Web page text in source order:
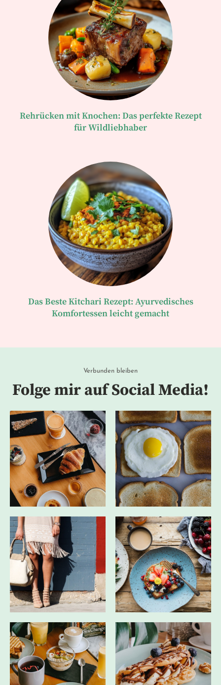
Rehrücken mit Knochen: Das perfekte Rezept
für Wildliebhaber
Das Beste Kitchari Rezept: Ayurvedisches
Komfortessen leicht gemacht
Verbunden bleiben
Folge mir auf Social Media!